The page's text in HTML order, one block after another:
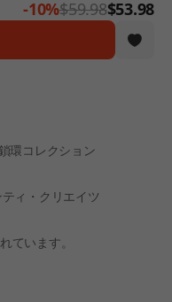
-10%$59.98$53.98
環コレクション
ィ・クリエイツ
ています。